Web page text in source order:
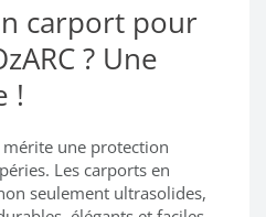
carport pour
? Une
!
une protection
Les carports en
seulement ultrasolides,